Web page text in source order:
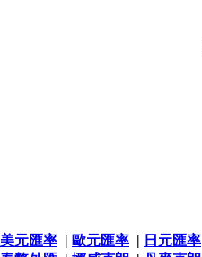
美元匯率 | 歐元匯率 | 日元匯率